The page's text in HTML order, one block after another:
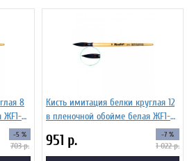
8
ЖF1-
-5 %
703р.
Кисть имитация белки круглая 12
в пленочной обойме белая ЖF1-
951 р. -7 %
1 022р.